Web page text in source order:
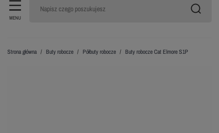
MENU
Strona główna Buty robocze Półbuty robocze Buty robocze Cat Elmore S1P